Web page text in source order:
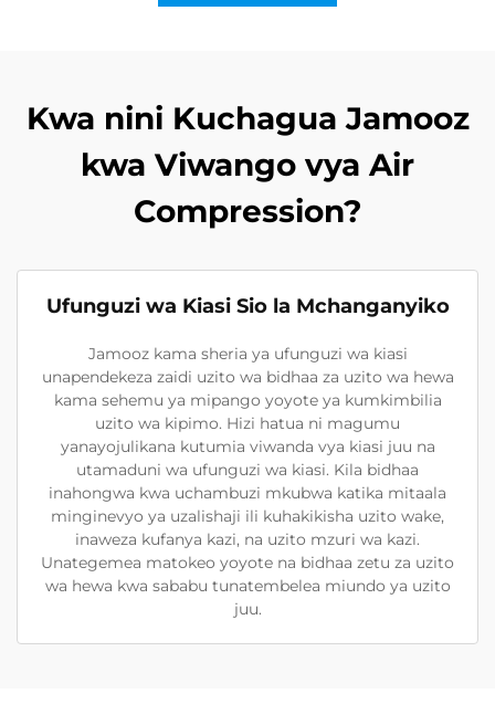
Kwa nini Kuchagua Jamooz
kwa Viwango vya Air
Compression?
Ufunguzi wa Kiasi Sio la Mchanganyiko
Jamooz kama sheria ya ufunguzi wa kiasi
unapendekeza zaidi uzito wa bidhaa za uzito wa hewa
kama sehemu ya mipango yoyote ya kumkimbilia
uzito wa kipimo. Hizi hatua ni magumu
yanayojulikana kutumia viwanda vya kiasi juu na
utamaduni wa ufunguzi wa kiasi. Kila bidhaa
inahongwa kwa uchambuzi mkubwa katika mitaala
minginevyo ya uzalishaji ili kuhakikisha uzito wake,
inaweza kufanya kazi, na uzito mzuri wa kazi.
Unategemea matokeo yoyote na bidhaa zetu za uzito
wa hewa kwa sababu tunatembelea miundo ya uzito
juu.